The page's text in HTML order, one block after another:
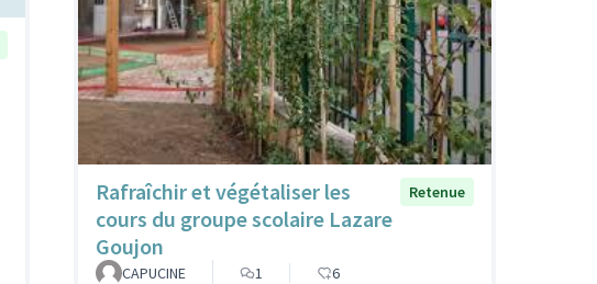
Rafraîchir et végétaliser les
cours du groupe scolaire Lazare
Goujon
Retenue
CAPUCINE 1 6